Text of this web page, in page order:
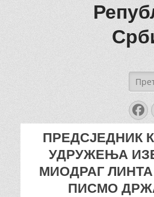
for:
ПРЕДСЈЕДНИК
УДРУЖЕЊА
МИОДРАГ
ПИСМО